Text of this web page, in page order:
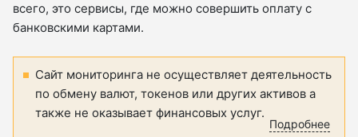
всего, это сервисы, где можно совершить оплату с
банковскими картами.
Сайт мониторинга не осуществляет деятельность
по обмену валют, токенов или других активов а
также не оказывает финансовых услуг.
Подробнее